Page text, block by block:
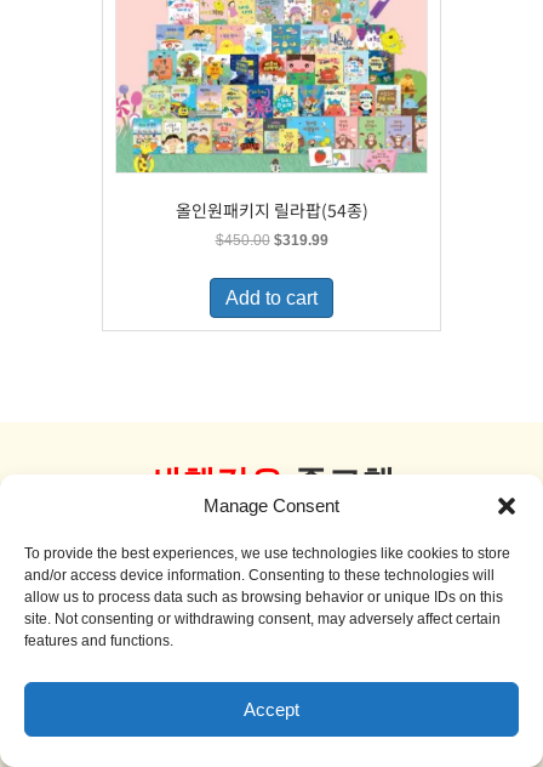
Manage Consent
To provide the best experiences, we use technologies like cookies to store
and/or access device information. Consenting to these technologies will
allow us to process data such as browsing behavior or unique IDs on this
site. Not consenting or withdrawing consent, may adversely affect certain
features and functions.
Accept
올인원패키지 릴라팝(54종)
$450.00 Original
was:
$450.00.
$319.99Current
is:
Add to cart
새책같은 중고책
더 보기
Sale!